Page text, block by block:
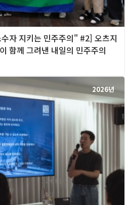
자 지키는 민주주의" #2] 오츠지
함께 그려낸 내일의 민주주의
2026년